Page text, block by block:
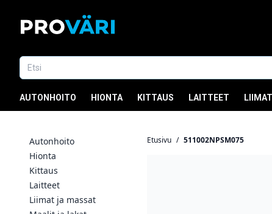
AUTONHOITO HIONTA KITTAUS LAITTEET
Autonhoito
Hionta
Kittaus
Laitteet
Liimat ja massat
Etusivu / 511002NPSM075